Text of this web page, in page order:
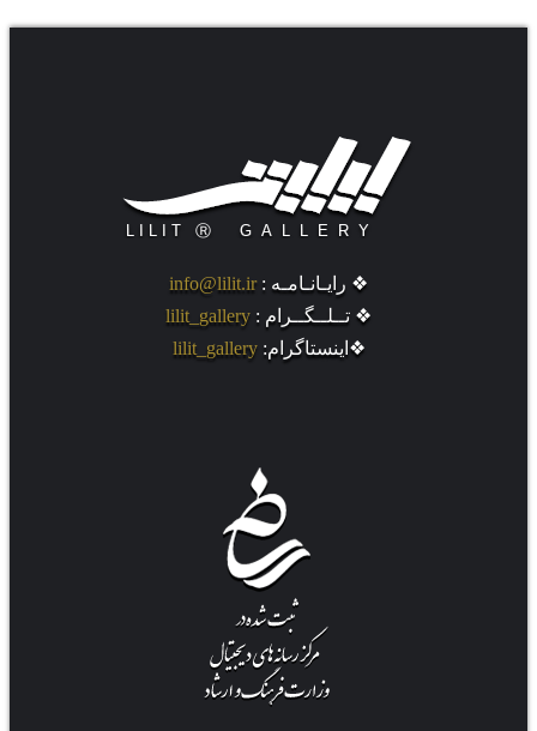
❖ رایـانـامـه : info@lilit.ir
❖ تــلــگــرام : lilit_gallery
❖اینستاگرام: lilit_gallery